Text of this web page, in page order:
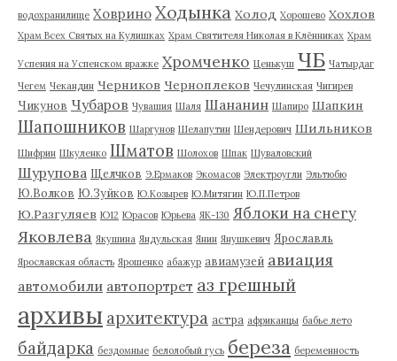
водохранилище Ховрино Ходынка Холод Хорошево Хохлов
Храм Всех Святых на Кулишках Храм Святителя Николая в Клённиках Храм
Успения на Успенском вражке Хромченко Ценькуш ЧБ Чатырдаг
Чегем Чекандин Черников Черноплеков Чечулинская Чигирев
Чикунов Чубаров Чувашия Шаля Шананин Шапиро Шапкин
Шапошников Шаргунов Шелапутин Шендерович Шильников
Шифрин Шкуленко Шматов Шолохов Шпак Шуваловский
Шурупова Щелчков Э.Ермаков Экомасов Электроугли Эльтюбю
Ю.Волков Ю.Зуйков Ю.Козырев Ю.Митягин Ю.П.Петров
Ю.Разгуляев Ю12 Юрасов Юрьева ЯК-130 Яблоки на снегу
Яковлева Якушина Яндульская Янин Янушкевич Ярославль
Ярославская область Ярошенко абажур авиамузей авиация
автомобили автопортрет аз грешный
архивы архитектура астра африканцы бабье лето
байдарка бездомные белолобый гусь береза беременность